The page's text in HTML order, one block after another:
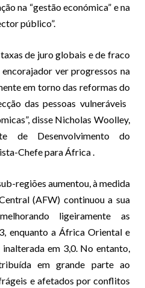
na “gestão económica” e na
público”.
de juro globais e de fraco
ver progressos na
em torno das reformas do
das pessoas vulneráveis
disse Nicholas Woolley,
de Desenvolvimento do
Chefe para África .
regiões aumentou, à medida
(AFW) continuou a sua
ligeiramente as
enquanto a África Oriental e
em 3,0. No entanto,
em grande parte ao
e afetados por conflitos